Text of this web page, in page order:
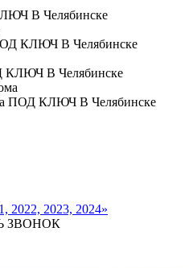
В Челябинске
КЛЮЧ В Челябинске
В Челябинске
ПОД КЛЮЧ В Челябинске
2022, 2023, 2024»
ЗВОНОК